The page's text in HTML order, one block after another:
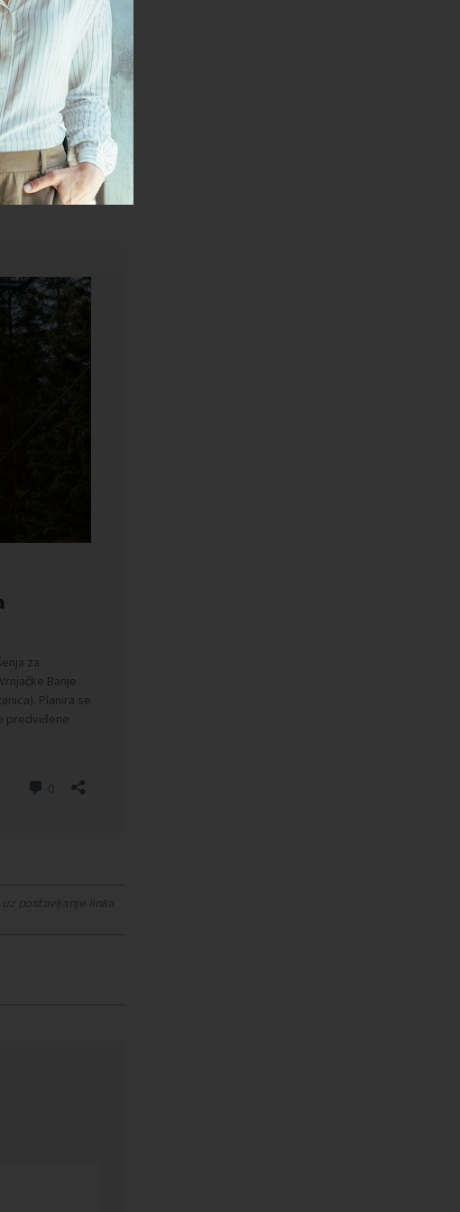
su nedavno
Planini.
vrha Tornik do
iznosiće
do sada
i nastavak
postavljanje linka